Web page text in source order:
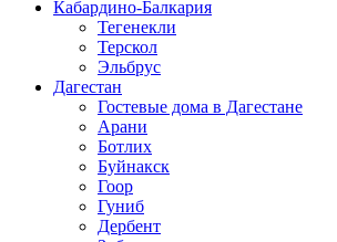
Кабардино-Балкария
Тегенекли
Терскол
Эльбрус
Дагестан
Гостевые дома в Дагестане
Арани
Ботлих
Буйнакск
Гоор
Гуниб
Дербент